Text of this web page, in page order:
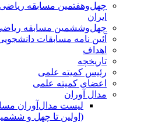
چهل‌و‌هفتمین مسابقه
ایران
چهل‌و‌ششمین مسابقه
آئین نامه مسابقات
اهداف
تاریخچه
رئیس کمیته علمی
اعضای کمیته علمی
مدال آوران
لیست مدال‌آوران
(اولین تا چهل‌ و